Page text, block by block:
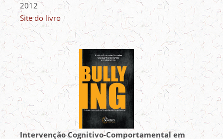
2012
Site do livro
Intervenção Cognitivo-Comportamental em